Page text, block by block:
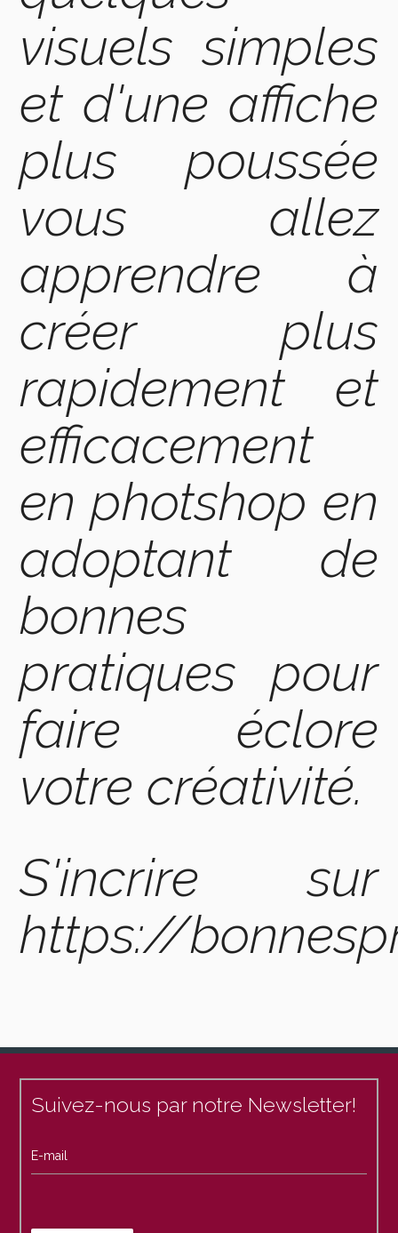
visuels simples
et d'une affiche
plus poussée
vous allez
apprendre à
créer plus
rapidement et
efficacement
en photshop en
adoptant de
bonnes
pratiques pour
faire éclore
votre créativité.
S'incrire sur
https://
Suivez-nous par notre Newsletter!
E-mail